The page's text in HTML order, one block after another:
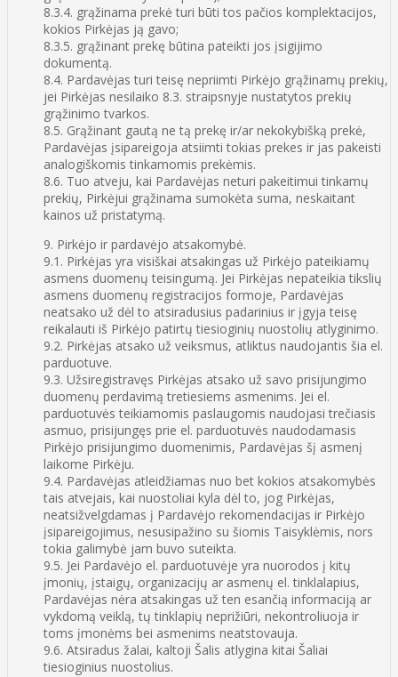
8.3.4. grąžinama prekė turi būti tos pačios komplektacijos,
kokios Pirkėjas ją gavo;
8.3.5. grąžinant prekę būtina pateikti jos įsigijimo
dokumentą.
8.4. Pardavėjas turi teisę nepriimti Pirkėjo grąžinamų prekių,
jei Pirkėjas nesilaiko 8.3. straipsnyje nustatytos prekių
grąžinimo tvarkos.
8.5. Grąžinant gautą ne tą prekę ir/ar nekokybišką prekė,
Pardavėjas įsipareigoja atsiimti tokias prekes ir jas pakeisti
analogiškomis tinkamomis prekėmis.
8.6. Tuo atveju, kai Pardavėjas neturi pakeitimui tinkamų
prekių, Pirkėjui grąžinama sumokėta suma, neskaitant
kainos už pristatymą.
9. Pirkėjo ir pardavėjo atsakomybė.
9.1. Pirkėjas yra visiškai atsakingas už Pirkėjo pateikiamų
asmens duomenų teisingumą. Jei Pirkėjas nepateikia tikslių
asmens duomenų registracijos formoje, Pardavėjas
neatsako už dėl to atsiradusius padarinius ir įgyja teisę
reikalauti iš Pirkėjo patirtų tiesioginių nuostolių atlyginimo.
9.2. Pirkėjas atsako už veiksmus, atliktus naudojantis šia el.
parduotuve.
9.3. Užsiregistravęs Pirkėjas atsako už savo prisijungimo
duomenų perdavimą tretiesiems asmenims. Jei el.
parduotuvės teikiamomis paslaugomis naudojasi trečiasis
asmuo, prisijungęs prie el. parduotuvės naudodamasis
Pirkėjo prisijungimo duomenimis, Pardavėjas šį asmenį
laikome Pirkėju.
9.4. Pardavėjas atleidžiamas nuo bet kokios atsakomybės
tais atvejais, kai nuostoliai kyla dėl to, jog Pirkėjas,
neatsižvelgdamas į Pardavėjo rekomendacijas ir Pirkėjo
įsipareigojimus, nesusipažino su šiomis Taisyklėmis, nors
tokia galimybė jam buvo suteikta.
9.5. Jei Pardavėjo el. parduotuvėje yra nuorodos į kitų
įmonių, įstaigų, organizacijų ar asmenų el. tinklalapius,
Pardavėjas nėra atsakingas už ten esančią informaciją ar
vykdomą veiklą, tų tinklapių neprižiūri, nekontroliuoja ir
toms įmonėms bei asmenims neatstovauja.
9.6. Atsiradus žalai, kaltoji Šalis atlygina kitai Šaliai
tiesioginius nuostolius.